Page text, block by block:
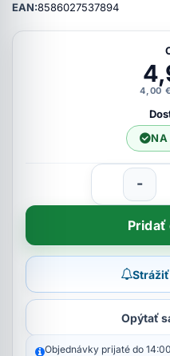
EAN:8586027537894
4,00
NA
-
Pridať
Opýtať
Objednávky prijaté do